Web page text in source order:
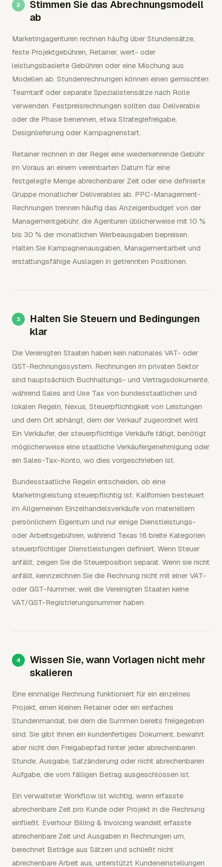
Stimmen Sie das Abrechnungsmodell
ab
Marketingagenturen rechnen häufig über Stundensätze,
feste Projektgebühren, Retainer, wert- oder
leistungsbasierte Gebühren oder eine Mischung aus
Modellen ab. Stundenrechnungen können einen gemischten
Teamtarif oder separate Spezialistensätze nach Rolle
verwenden. Festpreisrechnungen sollten das Deliverable
oder die Phase benennen, etwa Strategiefreigabe,
Designlieferung oder Kampagnenstart.
Retainer rechnen in der Regel eine wiederkehrende Gebühr
im Voraus an einem vereinbarten Datum für eine
festgelegte Menge abrechenbarer Zeit oder eine definierte
Gruppe monatlicher Deliverables ab. PPC-Management-
Rechnungen trennen häufig das Anzeigenbudget von der
Managementgebühr, die Agenturen üblicherweise mit 10 %
bis 30 % der monatlichen Werbeausgaben bepreisen.
Halten Sie Kampagnenausgaben, Managementarbeit und
erstattungsfähige Auslagen in getrennten Positionen.
Halten Sie Steuern und Bedingungen
klar
Die Vereinigten Staaten haben kein nationales VAT- oder
GST-Rechnungssystem. Rechnungen im privaten Sektor
sind hauptsächlich Buchhaltungs- und Vertragsdokumente,
während Sales and Use Tax von bundesstaatlichen und
lokalen Regeln, Nexus, Steuerpflichtigkeit von Leistungen
und dem Ort abhängt, dem der Verkauf zugeordnet wird.
Ein Verkäufer, der steuerpflichtige Verkäufe tätigt, benötigt
möglicherweise eine staatliche Verkäufergenehmigung oder
ein Sales-Tax-Konto, wo dies vorgeschrieben ist.
Bundesstaatliche Regeln entscheiden, ob eine
Marketingleistung steuerpflichtig ist. Kalifornien besteuert
im Allgemeinen Einzelhandelsverkäufe von materiellem
persönlichem Eigentum und nur einige Dienstleistungs-
oder Arbeitsgebühren, während Texas 16 breite Kategorien
steuerpflichtiger Dienstleistungen definiert. Wenn Steuer
anfällt, zeigen Sie die Steuerposition separat. Wenn sie nicht
anfällt, kennzeichnen Sie die Rechnung nicht mit einer VAT-
oder GST-Nummer, weil die Vereinigten Staaten keine
VAT/GST-Registrierungsnummer haben.
Wissen Sie, wann Vorlagen nicht mehr
skalieren
Eine einmalige Rechnung funktioniert für ein einzelnes
Projekt, einen kleinen Retainer oder ein einfaches
Stundenmandat, bei dem die Summen bereits freigegeben
sind. Sie gibt Ihnen ein kundenfertiges Dokument, bewahrt
aber nicht den Freigabepfad hinter jeder abrechenbaren
Stunde, Ausgabe, Satzänderung oder nicht abrechenbaren
Aufgabe, die vom fälligen Betrag ausgeschlossen ist.
Ein verwalteter Workflow ist wichtig, wenn erfasste
abrechenbare Zeit pro Kunde oder Projekt in die Rechnung
einfließt. Everhour Billing & Invoicing wandelt erfasste
abrechenbare Zeit und Ausgaben in Rechnungen um,
berechnet Beträge aus Sätzen und schließt nicht
abrechenbare Arbeit aus, unterstützt Kundeneinstellungen